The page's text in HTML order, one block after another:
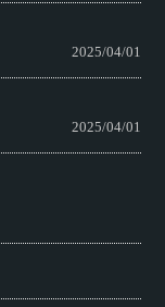
2025/04/01
2025/04/01